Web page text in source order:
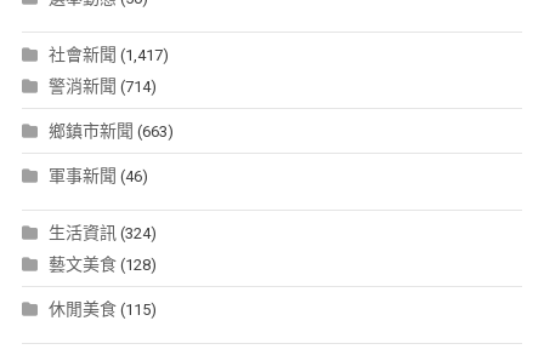
社會新聞 (1,417)
警消新聞 (714)
鄉鎮市新聞 (663)
軍事新聞 (46)
生活資訊(324)
藝文美食(128)
休閒美食(115)